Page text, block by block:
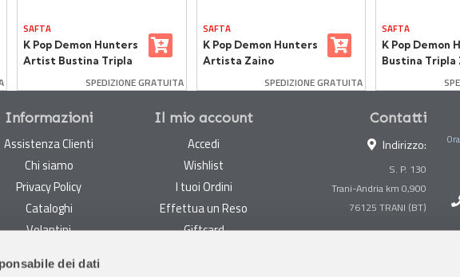
dei dati
SAFTA
K Pop Demon Hunters
Artist Bustina Tripla
SPEDIZIONE GRATUITA
SAFTA
K Pop Demon Hunters
Artista Zaino
SPEDIZIONE GRATUITA
SAFTA
K Pop Demon
Bustina Tripla
Informazioni
Assistenza Clienti
Chi siamo
Privacy Policy
Cataloghi
Volantini
DURC e Tracciabilità
Il mio account
Accedi
Wishlist
I tuoi Ordini
Effettua un Reso
Giftcard
Contatti
Indirizzo:
S. P. 130
Trani-Andria km 0,900